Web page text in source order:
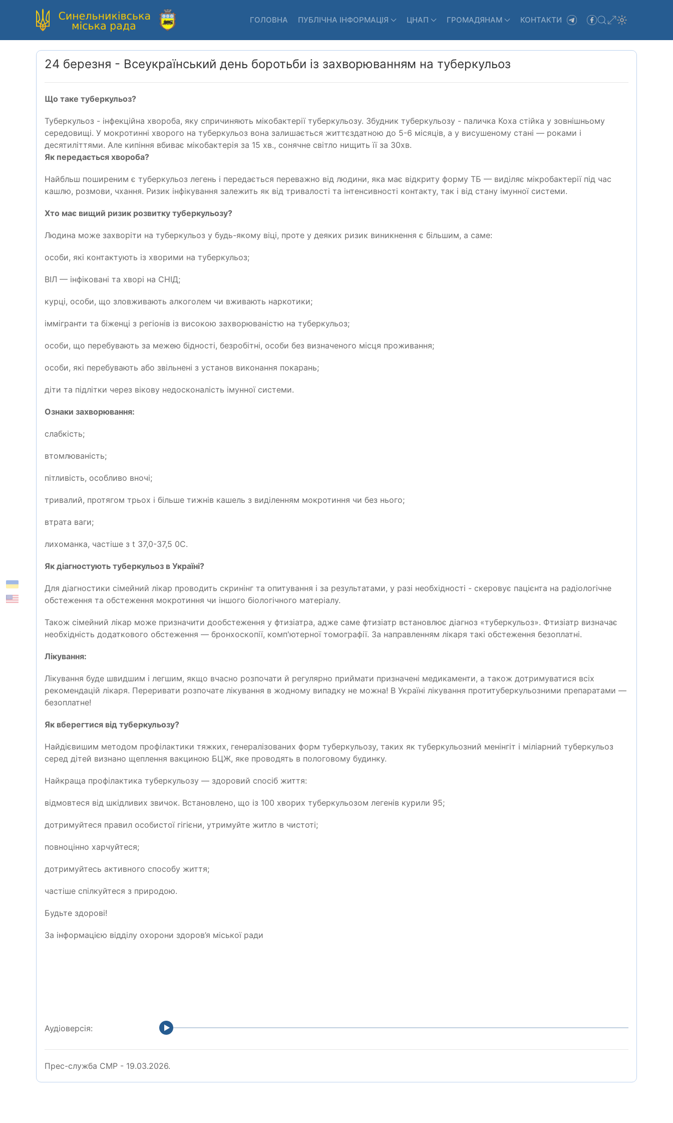
ГОЛОВНА ПУБЛІЧНА ІНФОРМАЦІЯ ЦНАП ГРОМАДЯНАМ КОНТАКТИ
24 березня - Всеукраїнський день боротьби із захворюванням на туберкульоз
Що таке туберкульоз?
Туберкульоз - інфекційна хвороба, яку спричиняють мікобактерії туберкульозу. Збудник туберкульозу - паличка Коха стійка у зовнішньому
середовищі. У мокротинні хворого на туберкульоз вона залишається життєздатною до 5-6 місяців, а у висушеному стані — роками i
десятиліттями. Але кипіння вбиває мікобактерія за 15 хв., сонячне світло нищить її за 30хв.
Як передається хвороба?
Найбльш поширеним є туберкульоз легень i передається переважно від людини, яка має відкриту форму ТБ — виділяє мікробактерії під час
кашлю, розмови, чхання. Ризик інфікування залежить як від тривалості та інтенсивності контакту, так i від стану імунної системи.
Хто має вищий ризик розвитку туберкульозу?
Людина може захворіти на туберкульоз у будь-якому віці, проте у деяких ризик виникнення є більшим, а саме:
особи, які контактують iз хворими на туберкульоз;
BІЛ — інфіковані та хворі на СНІД;
курці, особи, що зловживають алкоголем чи вживають наркотики;
іммігранти та біженці з регіонів із високою захворюваністю на туберкульоз;
особи, що перебувають за межею бідності, безробітні, особи без визначеного місця проживання;
особи, які перебувають або звільнені з установ виконання покарань;
діти та підлітки через вікову недосконалість імунної системи.
Ознаки захворювання:
слабкість;
втомлюваність;
пітливість, особливо вночі;
тривалий, протягом трьох i більше тижнів кашель з виділенням мокротиння чи без нього;
втрата ваги;
лихоманка, частіше з t 37,0-37,5 0С.
Як діагностують туберкульоз в Україні?
Для діагностики сімейний лікар проводить скринінг та опитування i за результатами, у paзi необхідності - скеровує пацієнта на радіологічне
обстеження та обстеження мокротиння чи іншого біологічного матеріалу.
Також сімейний лікар може призначити дообстеження у фтизіатра, адже саме фтизіатр встановлює діагноз «туберкульоз». Фтизіатр визначає
необхідність додаткового обстеження — бронхоскопії, комп'ютерної томографії. За направленням лікаря такі обстеження безоплатні.
Лікування:
Лікування буде швидшим i легшим, якщо вчасно розпочати й регулярно приймати призначені медикаменти, а також дотримуватися всіх
рекомендацій лікаря. Переривати розпочате лікування в жодному випадку не можна! В Укpaїні лікування протитуберкульозними препаратами —
безоплатне!
Як вберегтися від туберкульозу?
Найдієвишим методом профілактики тяжких, генералізованих форм туберкульозу, таких як туберкульозний менінгіт i міліарний туберкульоз
серед дітей визнано щеплення вакциною БЦЖ, яке проводять в пологовому будинку.
Найкраща профілактика туберкульозу — здоровий cnociб життя:
вiдмовтеся від шкідливих звичок. Встановлено, що iз 100 хворих туберкульозом легенів курили 95;
дотримуйтеся правил особистої гігієни, утримуйте житло в чистоті;
повноцінно харчуйтеся;
дотримуйтесь активного способу життя;
частіше спілкуйтеся з природою.
Будьте здорові!
За інформацією відділу охорони здоров’я міської ради
Аудіоверсія:
Прес-служба СМР - 19.03.2026.